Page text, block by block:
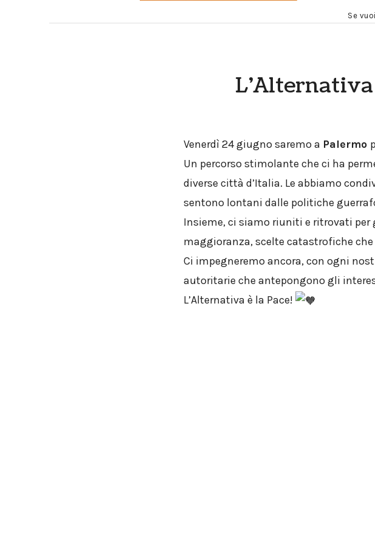
Se
Venerdì 24 giugno saremo a Palermo
Un percorso stimolante che ci ha
diverse città d’Italia. Le abbiamo
sentono lontani dalle politiche
Insieme, ci siamo riuniti e ritrovati per
maggioranza, scelte catastrofiche
Ci impegneremo ancora, con ogni
autoritarie che antepongono gli
L’Alternativa è la Pace!